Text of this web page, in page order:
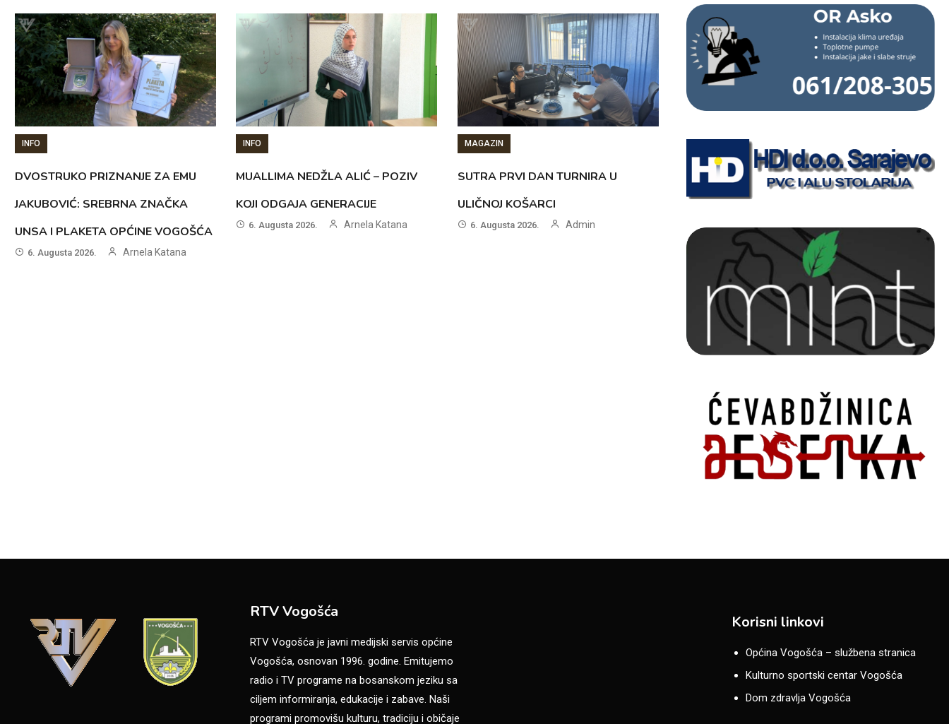
INFO
DVOSTRUKO PRIZNANJE ZA EMU
JAKUBOVIĆ: SREBRNA ZNAČKA
UNSA I PLAKETA OPĆINE VOGOŠĆA
6. Augusta 2026. Arnela Katana
INFO
MUALLIMA NEDŽLA ALIĆ – POZIV
KOJI ODGAJA GENERACIJE
6. Augusta 2026. Arnela Katana
MAGAZIN
SUTRA PRVI DAN TURNIRA U
ULIČNOJ KOŠARCI
6. Augusta 2026. Admin
RTV Vogošća
RTV Vogošća je javni medijski servis općine
Vogošća, osnovan 1996. godine. Emitujemo
radio i TV programe na bosanskom jeziku sa
ciljem informiranja, edukacije i zabave. Naši
programi promovišu kulturu, tradiciju i običaje
Korisni linkovi
Općina Vogošća – službena stranica
Kulturno sportski centar Vogošća
Dom zdravlja Vogošća